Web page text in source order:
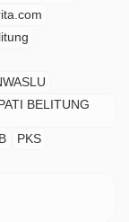
BELITUNG
PKS